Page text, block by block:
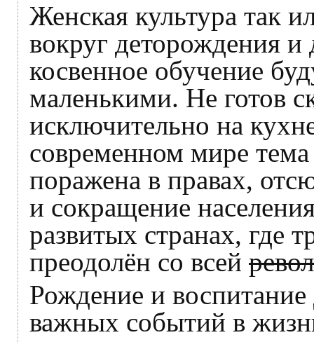
Женская культура так
вокруг деторождения и
косвенное обучение
маленькими. Не готов
исключительно на
современном мире тема
поражена в правах,
и сокращение
развитых странах, где
преодолён со всей
Рождение и
важных событий в